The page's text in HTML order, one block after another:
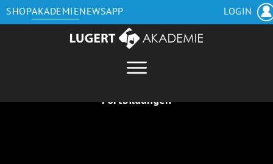
Fortbildungen
SHOPAKADEMIENEWSAPP LOGIN